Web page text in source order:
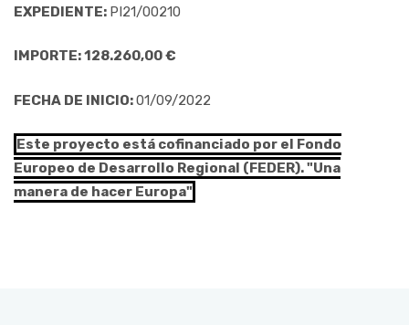
EXPEDIENTE: PI21/00210
IMPORTE: 128.260,00 €
FECHA DE INICIO:01/09/2022
Este proyecto está cofinanciado por el Fondo
Europeo de Desarrollo Regional (FEDER). "Una
manera de hacer Europa"